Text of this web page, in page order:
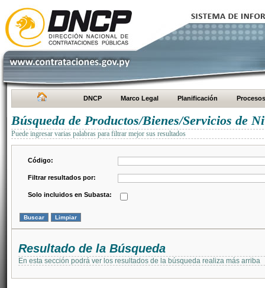
DNCP Marco Legal Planificación Procesos
Búsqueda de Productos/Bienes/Servicios de
Puede ingresar varias palabras para filtrar mejor sus resultados
Código:
Filtrar resultados por:
Solo incluidos en Subasta:
Resultado de la Búsqueda
En esta sección podrá ver los resultados de la búsqueda realiza más arriba